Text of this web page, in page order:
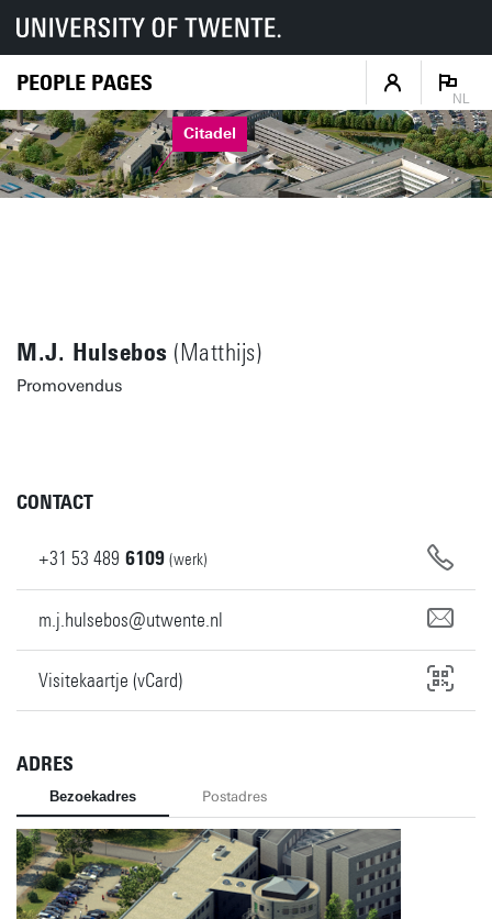
PEOPLE PAGES
NL
Citadel
M.J. Hulsebos (Matthijs)
Promovendus
CONTACT
+31 53 489 6109 (werk)
m.j.hulsebos@utwente.nl
Visitekaartje (vCard)
ADRES
Bezoekadres Postadres